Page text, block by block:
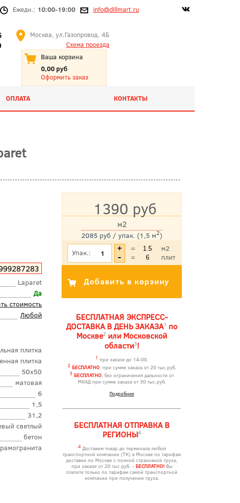
Ежедн.: 10:00-19:00 info@dillmart.ru
Москва, ул.Газопровод, 4Б
Схема проезда
Ваша корзина
0,00 руб
Оформить заказ
ОПЛАТА КОНТАКТЫ
Laparet
Да
стоимость
Любой
плитка
плитка
50x50
матовая
6
1,5
31,2
светлый
бетон
1390 руб
2085 руб / упак. (1,5 м2)
м2
*Цена указана с учетом НДС
Упак.: =
м2
=
плит
БЕСПЛАТНАЯ ЭКСПРЕСС-
ДОСТАВКА В ДЕНЬ ЗАКАЗА1 по
Москве2 или Московской
области3!
1 при заказе до 14-00.
2 БЕСПЛАТНО, при сумме заказа от 20 тыс.руб.
3 БЕСПЛАТНО, без ограничения дальности от
МКАД при сумме заказа от 30 тыс.руб.
Подробнее
БЕСПЛАТНАЯ ОТПРАВКА В
РЕГИОНЫ4
4Доставим товар до терминала любой
транспортной компании (ТК) в Москве по тарифам
доставки по Москве с полной страховкой груза,
при заказе от 20 тыс.руб. - БЕСПЛАТНО!Вы
платите только по тарифам самой транспортной
компании при получении груза.